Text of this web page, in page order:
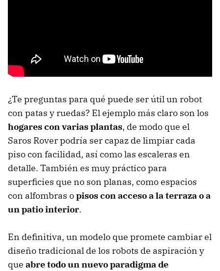
¿Te preguntas para qué puede ser útil un robot
con patas y ruedas? El ejemplo más claro son los
hogares con varias plantas, de modo que el
Saros Rover podría ser capaz de limpiar cada
piso con facilidad, así como las escaleras en
detalle. También es muy práctico para
superficies que no son planas, como espacios
con alfombras opisos con acceso a la terraza o a
un patio interior.
En definitiva, un modelo que promete cambiar el
diseño tradicional de los robots de aspiración y
que abre todo un nuevo paradigma de